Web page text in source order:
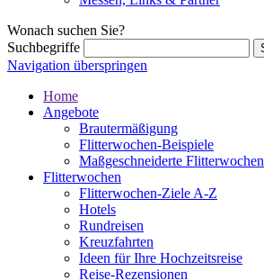
Wonach suchen Sie?
Suchbegriffe
Navigation überspringen
Home
Angebote
Brautermäßigung
Flitterwochen-Beispiele
Maßgeschneiderte Flitterwochen
Flitterwochen
Flitterwochen-Ziele A-Z
Hotels
Rundreisen
Kreuzfahrten
Ideen für Ihre Hochzeitsreise
Reise-Rezensionen